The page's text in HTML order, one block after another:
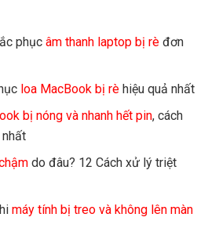
phụcâm thanh laptop bị rè đơn
loa MacBook bị rè hiệu quả nhất
bị nóng và nhanh hết pin, cách
do đâu? 12 Cách xử lý triệt
máy tính bị treo và không lên màn